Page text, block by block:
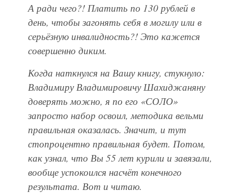
А ради чего?! Платить по 130 рублей в
день, чтобы загонять себя в могилу или в
серьёзную инвалидность?! Это кажется
совершенно диким.
Когда наткнулся на Вашу книгу, стукнуло:
Владимиру Владимировичу Шахиджаняну
доверять можно, я по его «СОЛО»
запросто набор освоил, методика вельми
правильная оказалась. Значит, и тут
стопроцентно правильная будет. Потом,
как узнал, что Вы 55 лет курили и завязали,
вообще успокоился насчёт конечного
результата. Вот и читаю.